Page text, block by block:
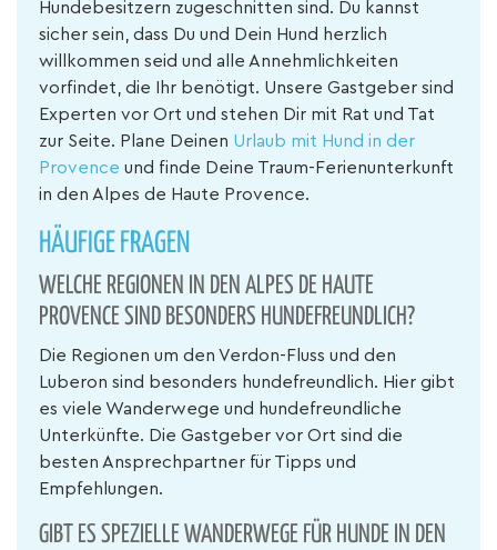
Hundebesitzern zugeschnitten sind. Du kannst
sicher sein, dass Du und Dein Hund herzlich
willkommen seid und alle Annehmlichkeiten
vorfindet, die Ihr benötigt. Unsere Gastgeber sind
Experten vor Ort und stehen Dir mit Rat und Tat
zur Seite. Plane Deinen Urlaub mit Hund in der
Provence und finde Deine Traum-Ferienunterkunft
in den Alpes de Haute Provence.
HÄUFIGE FRAGEN
WELCHE REGIONEN IN DEN ALPES DE HAUTE
PROVENCE SIND BESONDERS HUNDEFREUNDLICH?
Die Regionen um den Verdon-Fluss und den
Luberon sind besonders hundefreundlich. Hier gibt
es viele Wanderwege und hundefreundliche
Unterkünfte. Die Gastgeber vor Ort sind die
besten Ansprechpartner für Tipps und
Empfehlungen.
GIBT ES SPEZIELLE WANDERWEGE FÜR HUNDE IN DEN